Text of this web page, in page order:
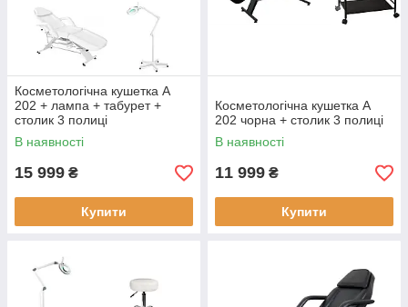
Косметологічна кушетка А
202 + лампа + табурет +
столик 3 полиці
В наявності
15 999 ₴
Купити
Косметологічна кушетка А
202 чорна + столик 3 полиці
В наявності
11 999 ₴
Купити